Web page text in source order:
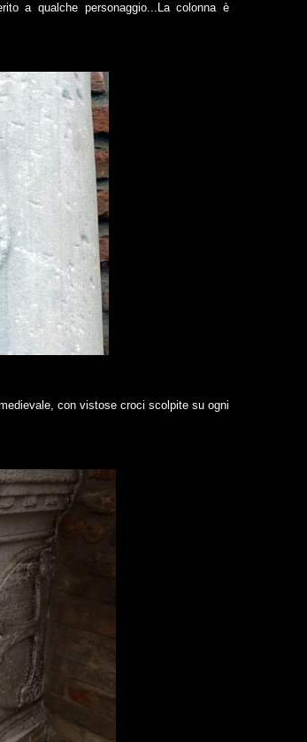
a qualche personaggio...La colonna è
con vistose croci scolpite su ogni